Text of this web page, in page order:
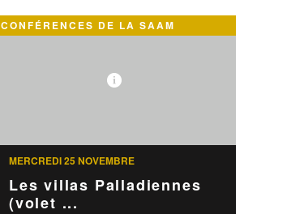
CONFÉRENCES DE LA SAAM
MERCREDI 25 NOVEMBRE
Les villas Palladiennes
(volet ...